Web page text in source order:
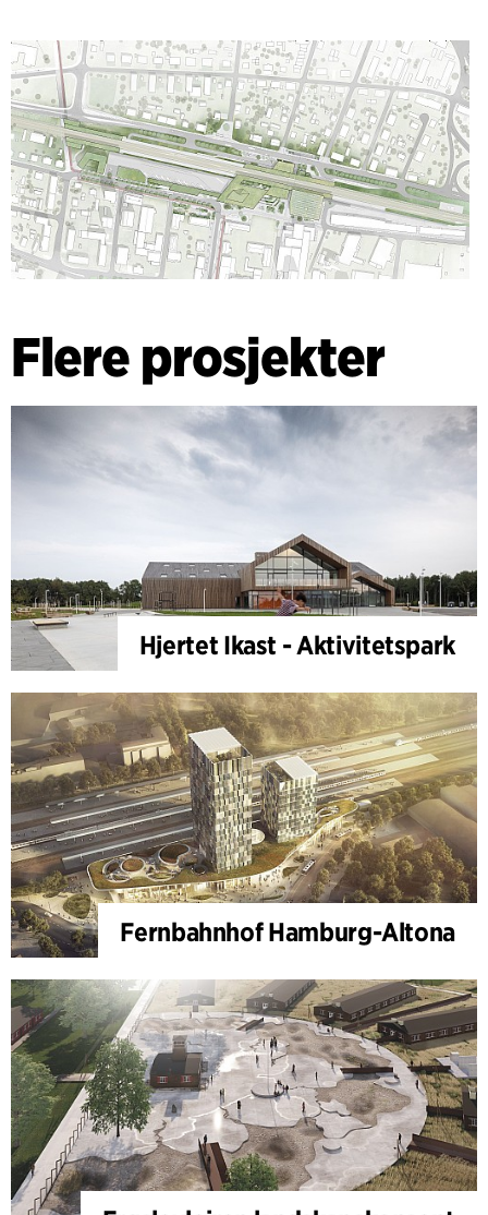
Flere prosjekter
Hjertet Ikast - Aktivitetspark
Fernbahnhof Hamburg-Altona